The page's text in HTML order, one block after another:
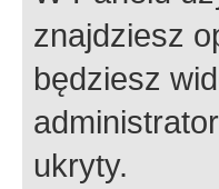
znajdziesz
będziesz
ukryty.